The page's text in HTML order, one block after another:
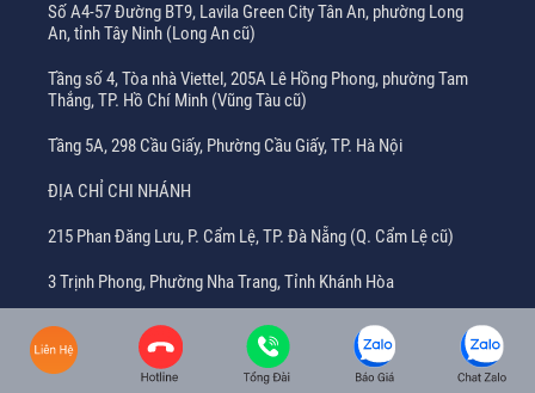
Số A4-57 Đường BT9, Lavila Green City Tân An, phường Long
An, tỉnh Tây Ninh (Long An cũ)
Tầng số 4, Tòa nhà Viettel, 205A Lê Hồng Phong, phường Tam
Thắng, TP. Hồ Chí Minh (Vũng Tàu cũ)
Tầng 5A, 298 Cầu Giấy, Phường Cầu Giấy, TP. Hà Nội
ĐỊA CHỈ CHI NHÁNH
215 Phan Đăng Lưu, P. Cẩm Lệ, TP. Đà Nẵng (Q. Cẩm Lệ cũ)
3 Trịnh Phong, Phường Nha Trang, Tỉnh Khánh Hòa